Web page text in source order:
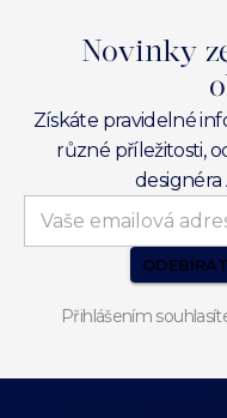
Novinky
Získáte pravidelné
různé příležitosti,
ODEBÍRAT
Přihlášením